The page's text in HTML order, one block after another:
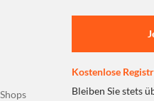
Kostenlose
Bleiben Sie stets